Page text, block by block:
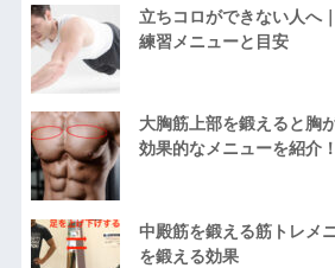
立ちコロができない人へ
練習メニューと目安
大胸筋上部を鍛えると胸
効果的なメニューを紹介！
中殿筋を鍛える筋トレメ
を鍛える効果